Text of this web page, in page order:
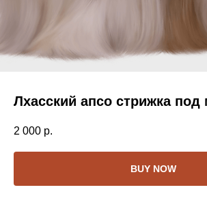
Лхасский апсо стрижка
2 000 р.
BUY NOW